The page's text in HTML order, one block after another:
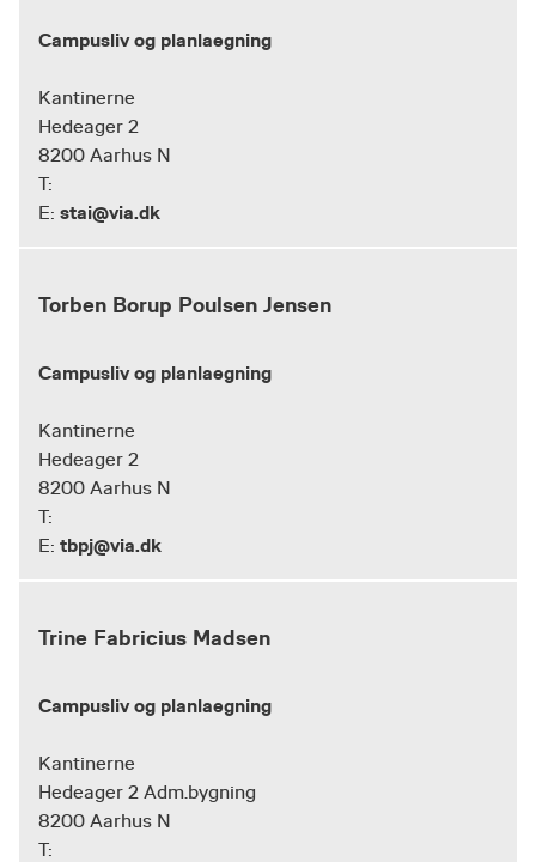
Campusliv og planlaegning
Kantinerne
Hedeager 2
8200 Aarhus N
T:
E: stai@via.dk
Torben Borup Poulsen Jensen
Campusliv og planlaegning
Kantinerne
Hedeager 2
8200 Aarhus N
T:
E: tbpj@via.dk
Trine Fabricius Madsen
Campusliv og planlaegning
Kantinerne
Hedeager 2 Adm.bygning
8200 Aarhus N
T: